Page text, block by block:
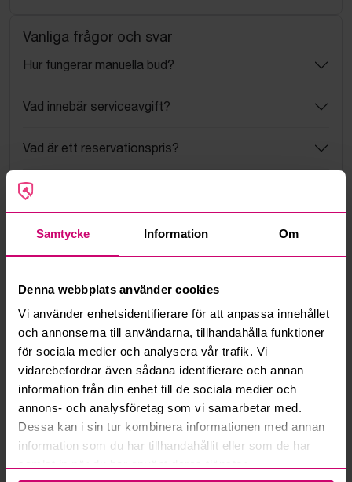
Samtycke Information Om
Denna webbplats använder cookies
Vi använder enhetsidentifierare för att anpassa innehållet
och annonserna till användarna, tillhandahålla funktioner
för sociala medier och analysera vår trafik. Vi
vidarebefordrar även sådana identifierare och annan
information från din enhet till de sociala medier och
annons- och analysföretag som vi samarbetar med.
Dessa kan i sin tur kombinera informationen med annan
information som du har tillhandahållit eller som de har
Vanliga frågor och svar
Hur fungerar manuella bud?
Vad innebär serviceavgift?
Vad är ett reservationspris?
Hur fungerar maxbud?
Hur fungerar budmotorn?
Kan ni frakta mina vunna objekt?
Läs fler frågor och svar
Mer från samma kategori
Oanvänd Oanvänd